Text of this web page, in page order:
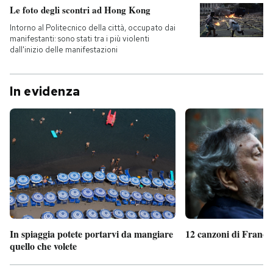
Le foto degli scontri ad Hong Kong
Intorno al Politecnico della città, occupato dai
manifestanti: sono stati tra i più violenti
dall'inizio delle manifestazioni
In evidenza
In spiaggia potete portarvi da mangiare
quello che volete
12 canzoni di